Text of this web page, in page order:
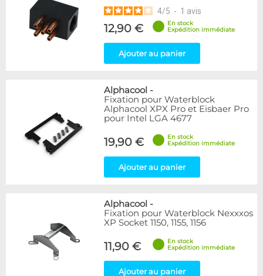
4/5 - 1 avis
12,90 €
En stock
Expédition immédiate
Ajouter au panier
Alphacool -
Fixation pour Waterblock
Alphacool XPX Pro et Eisbaer Pro
pour Intel LGA 4677
19,90 €
En stock
Expédition immédiate
Ajouter au panier
Alphacool -
Fixation pour Waterblock Nexxxos
XP Socket 1150, 1155, 1156
11,90 €
En stock
Expédition immédiate
Ajouter au panier